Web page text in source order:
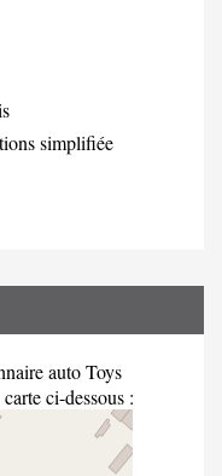
simplifiée
auto Toys
ci-dessous :